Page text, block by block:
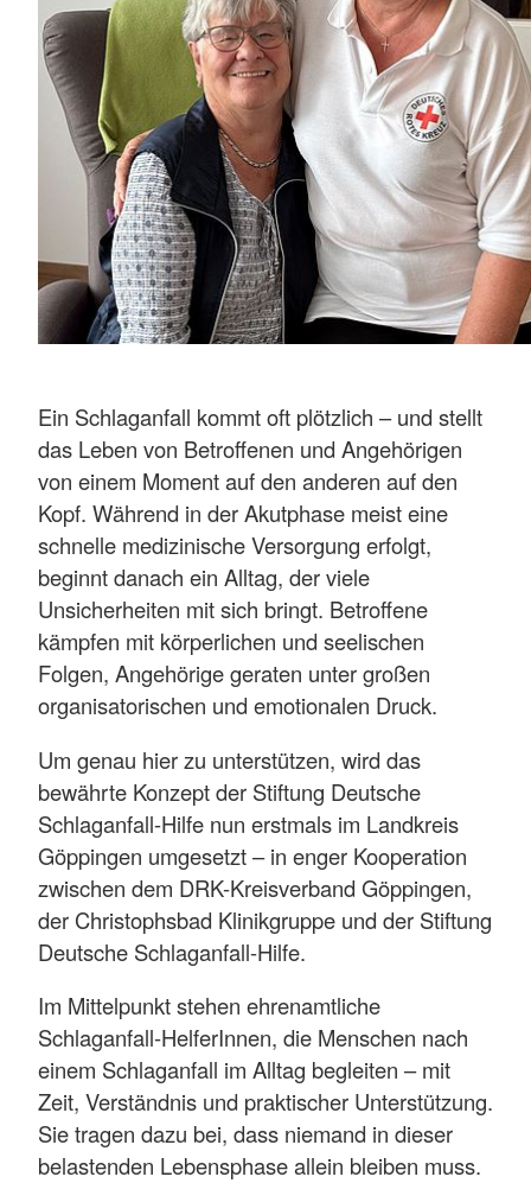
Ein Schlaganfall kommt oft plötzlich – und stellt
das Leben von Betroffenen und Angehörigen
von einem Moment auf den anderen auf den
Kopf. Während in der Akutphase meist eine
schnelle medizinische Versorgung erfolgt,
beginnt danach ein Alltag, der viele
Unsicherheiten mit sich bringt. Betroffene
kämpfen mit körperlichen und seelischen
Folgen, Angehörige geraten unter großen
organisatorischen und emotionalen Druck.
Um genau hier zu unterstützen, wird das
bewährte Konzept der Stiftung Deutsche
Schlaganfall-Hilfe nun erstmals im Landkreis
Göppingen umgesetzt – in enger Kooperation
zwischen dem DRK-Kreisverband Göppingen,
der Christophsbad Klinikgruppe und der Stiftung
Deutsche Schlaganfall-Hilfe.
Im Mittelpunkt stehen ehrenamtliche
Schlaganfall-HelferInnen, die Menschen nach
einem Schlaganfall im Alltag begleiten – mit
Zeit, Verständnis und praktischer Unterstützung.
Sie tragen dazu bei, dass niemand in dieser
belastenden Lebensphase allein bleiben muss.